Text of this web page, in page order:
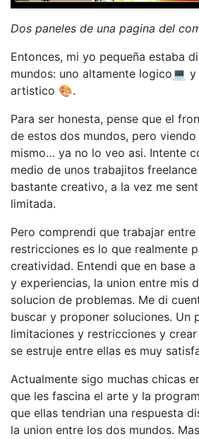
Dos paneles de una pagina del
Entonces, mi yo pequeña estaba
mundos: uno altamente logico💻
artistico 🎨.
Para ser honesta, pense que el
de estos dos mundos, pero
mismo… ya no lo veo asi. Intente
medio de unos trabajitos
bastante creativo, a la vez me
limitada.
Pero comprendi que trabajar
restricciones es lo que realmente
creatividad. Entendi que en base
y experiencias, la union entre mis
solucion de problemas. Me di
buscar y proponer soluciones. Un
limitaciones y restricciones y
se estruje entre ellas es muy
Actualmente sigo muchas chicas
que les fascina el arte y la
que ellas tendrian una respuesta
la union entre los dos mundos.